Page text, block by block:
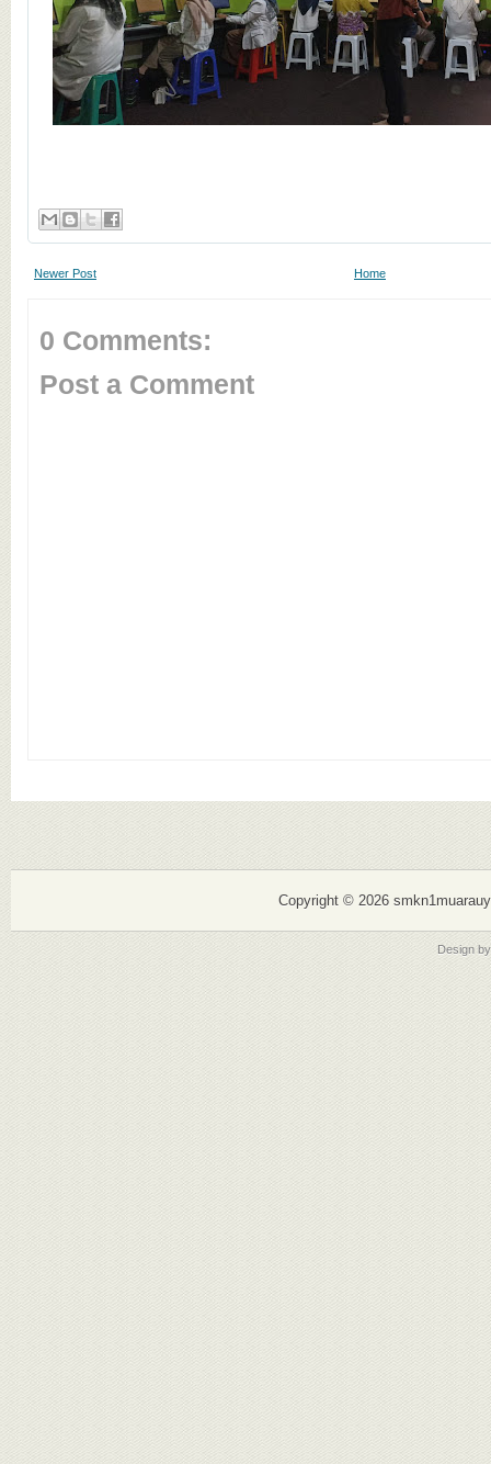
Newer Post Home
0 Comments:
Post a Comment
Copyright © 2026
Design